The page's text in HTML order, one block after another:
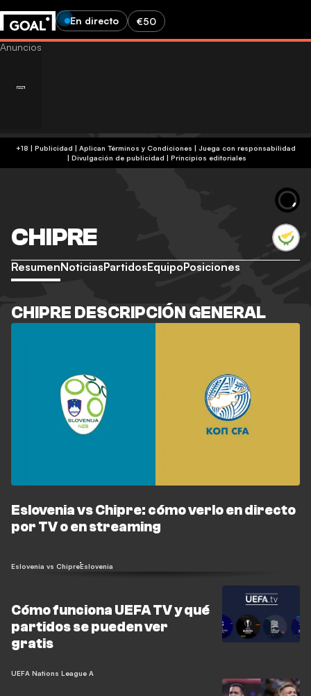
En directo €50
+18 | Publicidad | Aplican Términos y Condiciones | Juega con responsabilidad
| Divulgación de publicidad | Principios editoriales
CHIPRE
ResumenNoticiasPartidosEquipoPosiciones
CHIPRE DESCRIPCIÓN GENERAL
Eslovenia vs Chipre: cómo verlo en directo
por TV o en streaming
Eslovenia vs ChipreEslovenia
Cómo funciona UEFA TV y qué
partidos se pueden ver
gratis
UEFA Nations League A